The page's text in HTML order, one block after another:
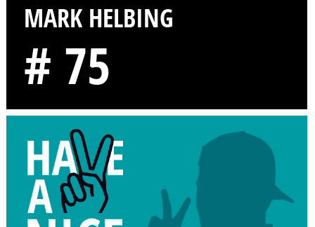
MARK HELBING
# 75